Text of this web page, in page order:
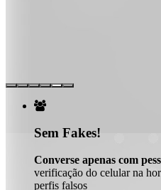

Sem Fakes!
Converse apenas com
verificação do celular na
perfis falsos